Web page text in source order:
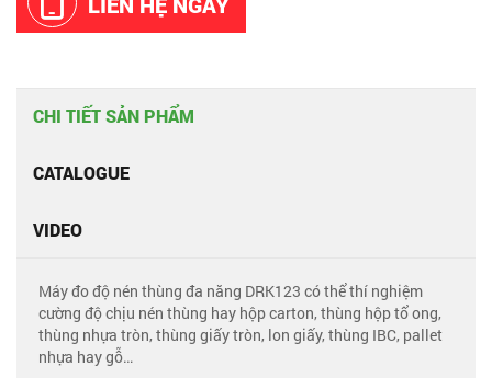
CHI TIẾT SẢN PHẨM
CATALOGUE
VIDEO
Máy đo độ nén thùng đa năng DRK123 có thể thí nghiệm
cường độ chịu nén thùng hay hộp carton, thùng hộp tổ ong,
thùng nhựa tròn, thùng giấy tròn, lon giấy, thùng IBC, pallet
nhựa hay gỗ…